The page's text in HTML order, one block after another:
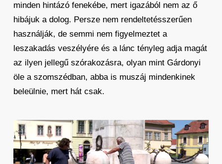
minden hintázó fenekébe, mert igazából nem az ő
hibájuk a dolog. Persze nem rendeltetésszerűen
használják, de semmi nem figyelmeztet a
leszakadás veszélyére és a lánc tényleg adja magát
az ilyen jellegű szórakozásra, olyan mint Gárdonyi
öle a szomszédban, abba is muszáj mindenkinek
beleülnie, mert hát csak.